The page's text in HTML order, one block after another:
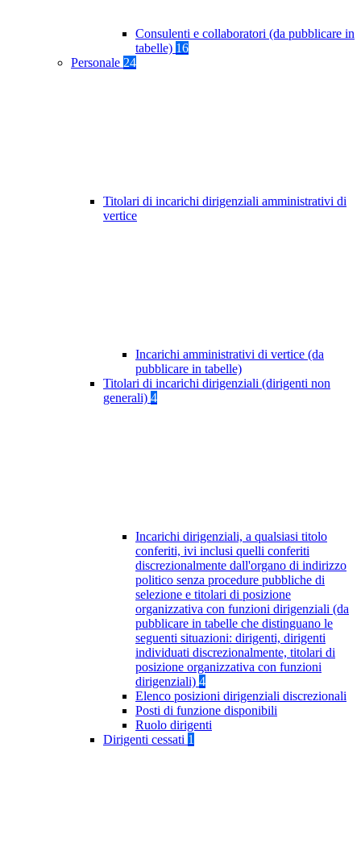
Consulenti e collaboratori (da pubblicare in
tabelle) 16
Personale 24
Titolari di incarichi dirigenziali amministrativi di
vertice
Incarichi amministrativi di vertice (da
pubblicare in tabelle)
Titolari di incarichi dirigenziali (dirigenti non
generali) 4
Incarichi dirigenziali, a qualsiasi titolo
conferiti, ivi inclusi quelli conferiti
discrezionalmente dall'organo di indirizzo
politico senza procedure pubbliche di
selezione e titolari di posizione
organizzativa con funzioni dirigenziali (da
pubblicare in tabelle che distinguano le
seguenti situazioni: dirigenti, dirigenti
individuati discrezionalmente, titolari di
posizione organizzativa con funzioni
dirigenziali) 4
Elenco posizioni dirigenziali discrezionali
Posti di funzione disponibili
Ruolo dirigenti
Dirigenti cessati 1